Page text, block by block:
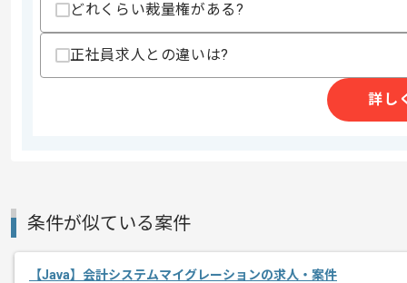
作業開始日
週5日常駐での作業を想定しております
どれくらい裁量権がある?
正社員求人との違いは?
詳し
条件が似ている案件
【Java】会計システムマイグレーションの求人・案件